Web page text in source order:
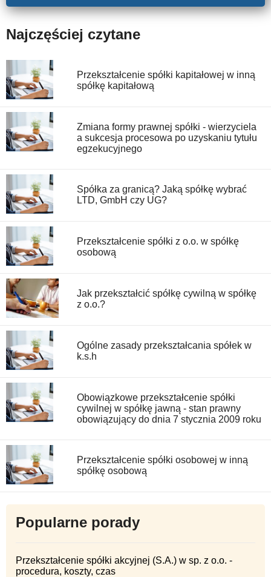
Najczęściej czytane
Przekształcenie spółki kapitałowej w inną
spółkę kapitałową
Zmiana formy prawnej spółki - wierzyciela
a sukcesja procesowa po uzyskaniu tytułu
egzekucyjnego
Spółka za granicą? Jaką spółkę wybrać
LTD, GmbH czy UG?
Przekształcenie spółki z o.o. w spółkę
osobową
Jak przekształcić spółkę cywilną w spółkę
z o.o.?
Ogólne zasady przekształcania spółek w
k.s.h
Obowiązkowe przekształcenie spółki
cywilnej w spółkę jawną - stan prawny
obowiązujący do dnia 7 stycznia 2009 roku
Przekształcenie spółki osobowej w inną
spółkę osobową
Popularne porady
Przekształcenie spółki akcyjnej (S.A.) w sp. z o.o. -
procedura, koszty, czas